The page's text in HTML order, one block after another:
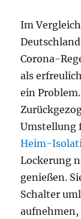
Im
Corona-
als
ein
Umstellung
Heim-
Lockerung
genießen.
Schalter